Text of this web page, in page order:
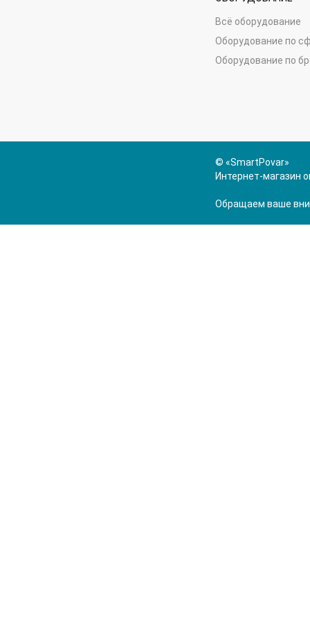
Всё оборудование
Оборудование по
Оборудование по
© «SmartPovar»
Интернет-магазин
Обращаем ваше